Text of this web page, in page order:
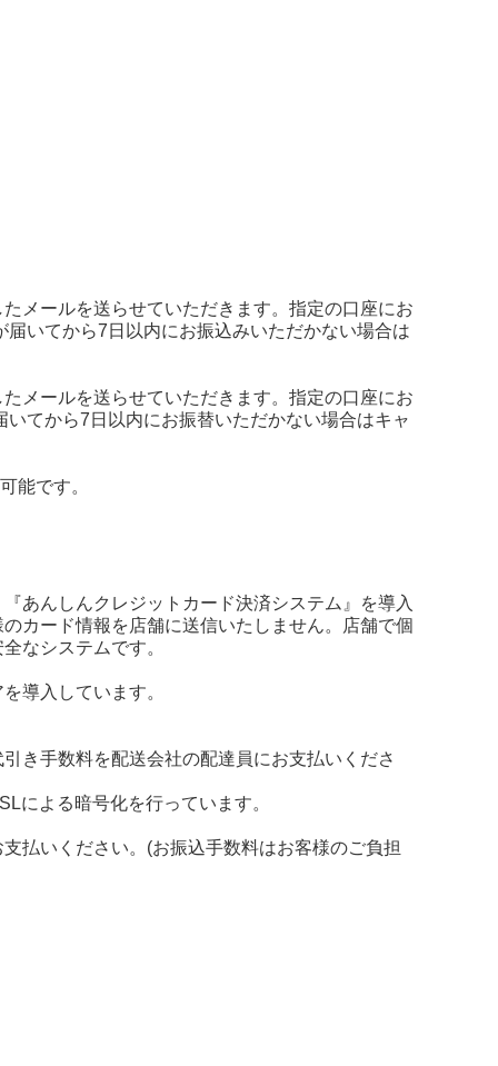
メールを送らせていただきます。指定の口座にお
いてから7日以内にお振込みいただかない場合は
メールを送らせていただきます。指定の口座にお
てから7日以内にお振替いただかない場合はキャ
能です。
あんしんクレジットカード決済システム』を導入
カード情報を店舗に送信いたしません。店舗で個
なシステムです。
導入しています。
き手数料を配送会社の配達員にお支払いくださ
による暗号化を行っています。
払いください。(お振込手数料はお客様のご負担